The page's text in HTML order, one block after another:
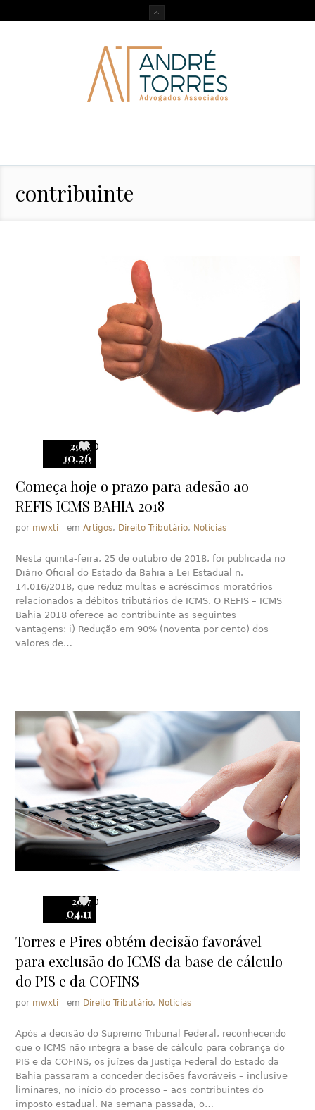
contribuinte
2018
10.26
0
Começa hoje o prazo para adesão ao
REFIS ICMS BAHIA 2018
por mwxti emArtigos, Direito Tributário, Notícias
Nesta quinta-feira, 25 de outubro de 2018, foi publicada no
Diário Oficial do Estado da Bahia a Lei Estadual n.
14.016/2018, que reduz multas e acréscimos moratórios
relacionados a débitos tributários de ICMS. O REFIS – ICMS
Bahia 2018 oferece ao contribuinte as seguintes
vantagens: i) Redução em 90% (noventa por cento) dos
valores de…
2017
04.11
0
Torres e Pires obtém decisão favorável
para exclusão do ICMS da base de cálculo
do PIS e da COFINS
por mwxti em Direito Tributário, Notícias
Após a decisão do Supremo Tribunal Federal, reconhecendo
que o ICMS não integra a base de cálculo para cobrança do
PIS e da COFINS, os juízes da Justiça Federal do Estado da
Bahia passaram a conceder decisões favoráveis – inclusive
liminares, no início do processo – aos contribuintes do
imposto estadual. Na semana passada, o…